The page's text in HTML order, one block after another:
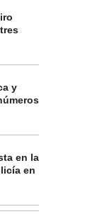
y
en la
en